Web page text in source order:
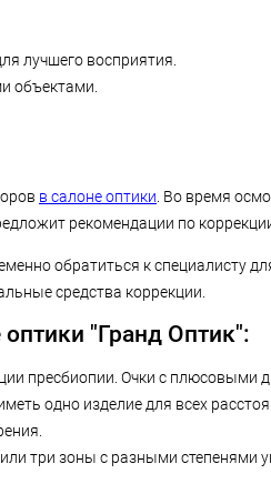
лучшего восприятия.
объектами.
в салоне оптики. Во время
рекомендации по
обратиться к специалисту
средства коррекции.
"Гранд Оптик":
пресбиопии. Очки с плюсовыми
одно изделие для всех
три зоны с разными степенями